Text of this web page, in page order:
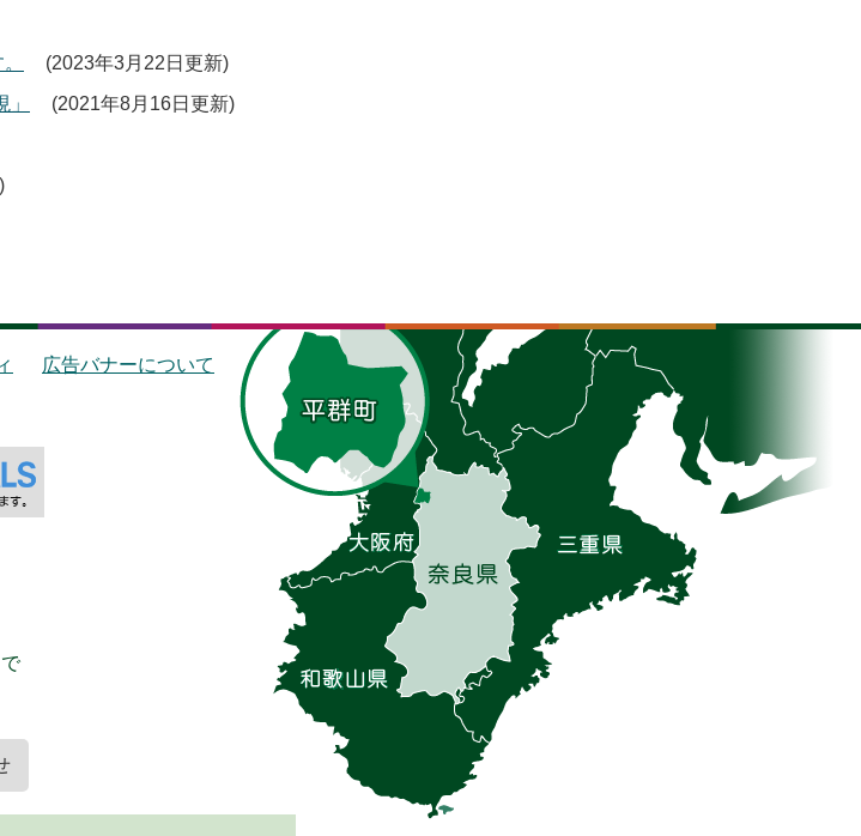
2023年3月22日更新
2021年8月16日更新
広告バナーについて